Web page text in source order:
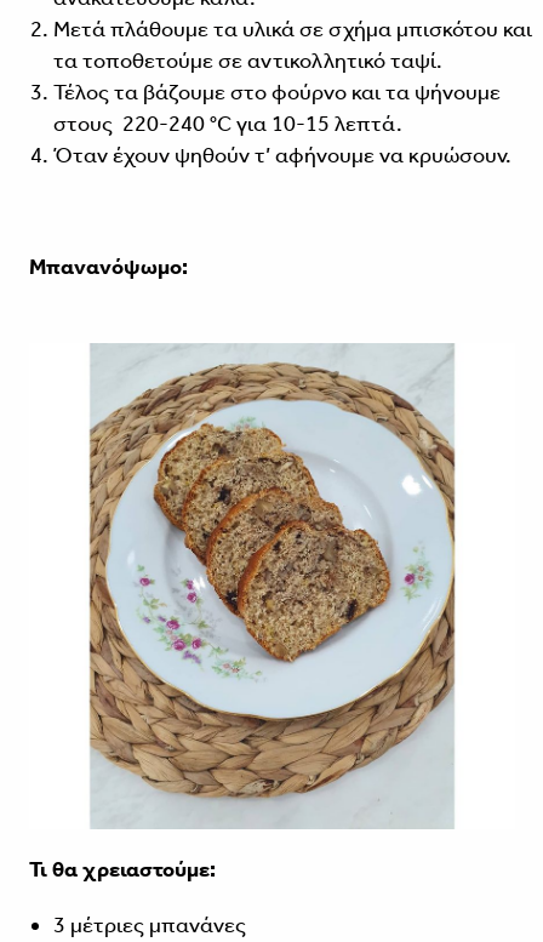
Μετά πλάθουμε τα υλικά σε σχήμα μπισκότου και
τα τοποθετούμε σε αντικολλητικό ταψί.
Τέλος τα βάζουμε στο φούρνο και τα ψήνουμε
στους 220-240 °C για 10-15 λεπτά.
Όταν έχουν ψηθούν τ’ αφήνουμε να κρυώσουν.
Μπανανόψωμο:
Τι θα χρειαστούμε:
3 μέτριες μπανάνες